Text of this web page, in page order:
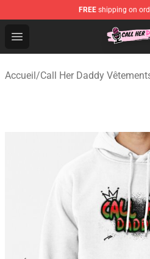
FREE shipping on
Open menu
Call Her Daddy Store -
Accueil/Call Her Daddy